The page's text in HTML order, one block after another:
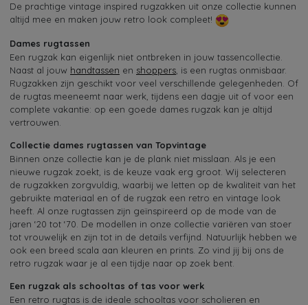
De prachtige vintage inspired rugzakken uit onze collectie kunnen
altijd mee en maken jouw retro look compleet!
Dames rugtassen
Een rugzak kan eigenlijk niet ontbreken in jouw tassencollectie.
Naast al jouw handtassen en shoppers , is een rugtas onmisbaar.
Rugzakken zijn geschikt voor veel verschillende gelegenheden. Of
de rugtas meeneemt naar werk, tijdens een dagje uit of voor een
complete vakantie: op een goede dames rugzak kan je altijd
vertrouwen.
Collectie dames rugtassen van Topvintage
Binnen onze collectie kan je de plank niet misslaan. Als je een
nieuwe rugzak zoekt, is de keuze vaak erg groot. Wij selecteren
de rugzakken zorgvuldig, waarbij we letten op de kwaliteit van het
gebruikte materiaal en of de rugzak een retro en vintage look
heeft. Al onze rugtassen zijn geïnspireerd op de mode van de
jaren ‘20 tot ‘70. De modellen in onze collectie variëren van stoer
tot vrouwelijk en zijn tot in de details verfijnd. Natuurlijk hebben we
ook een breed scala aan kleuren en prints. Zo vind jij bij ons de
retro rugzak waar je al een tijdje naar op zoek bent.
Een rugzak als schooltas of tas voor werk
Een retro rugtas is de ideale schooltas voor scholieren en